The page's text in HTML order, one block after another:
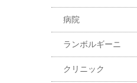
病院
ランボルギーニ
クリニック